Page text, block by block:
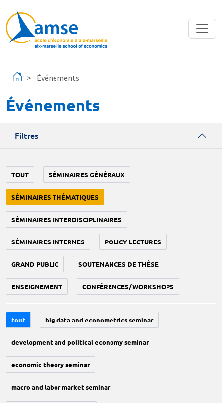
Événements
Événements
Filtres
TOUT SÉMINAIRES GÉNÉRAUX
SÉMINAIRES THÉMATIQUES
SÉMINAIRES INTERDISCIPLINAIRES
SÉMINAIRES INTERNES POLICY LECTURES
GRAND PUBLIC SOUTENANCES DE THÈSE
ENSEIGNEMENT CONFÉRENCES/WORKSHOPS
tout big data and econometrics seminar
development and political economy seminar
economic theory seminar
macro and labor market seminar